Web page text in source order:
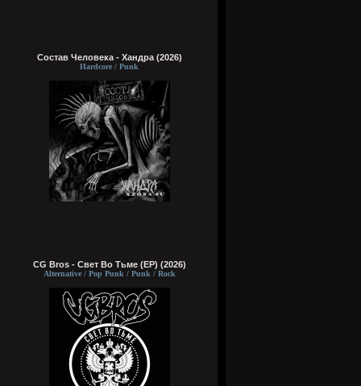
Состав Человека - Хандра (2026)
Hardcore / Punk
CG Bros - Свет Во Тьме (EP) (2026)
Alternative / Pop Punk / Punk / Rock